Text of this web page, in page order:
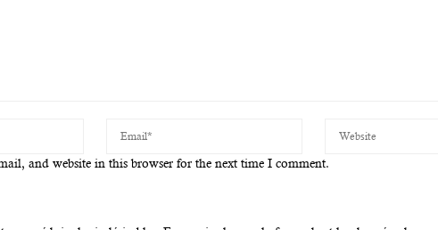
and website in this browser for the next time I comment.